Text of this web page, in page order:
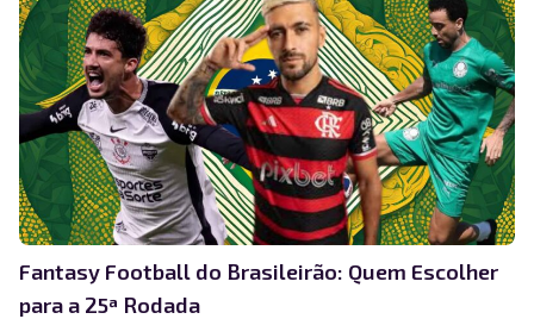
Fantasy Football do Brasileirão: Quem Escolher
para a 25ª Rodada